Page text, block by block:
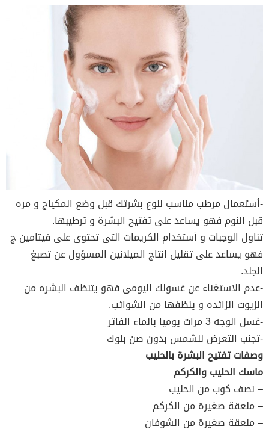
-أستعمال مرطب مناسب لنوع بشرتك قبل وضع المكياج و مره
قبل النوم فهو يساعد على تفتيح البشرة و ترطيبها.
تناول الوجبات و أستخدام الكريمات التى تحتوى على فيتامين ج
فهو يساعد على تقليل انتاج الميلانين المسؤول عن تصبغ
الجلد.
-عدم الاستغناء عن غسولك اليومى فهو يتنظف البشره من
الزيوت الزائده و ينظفها من الشوائب.
-غسل الوجه 3 مرات يوميا بالماء الفاتر
-تجنب التعرض للشمس بدون صن بلوك
وصفات تفتيح البشرة بالحليب
ماسك الحليب والكركم
– نصف كوب من الحليب
– ملعقة صغيرة من الكركم
– ملعقة صغيرة من الشوفان